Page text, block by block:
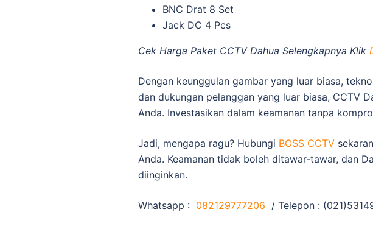
BNC Drat 8 Set
Jack DC 4 Pcs
Cek Harga Paket CCTV Dahua Selengkapnya Klik
Dengan keunggulan gambar yang luar biasa,
dan dukungan pelanggan yang luar biasa, CCTV
Anda. Investasikan dalam keamanan tanpa
Jadi, mengapa ragu? Hubungi BOSS CCTV
Anda. Keamanan tidak boleh ditawar-tawar, dan
diinginkan.
Whatsapp : 082129777206 / Telepon :